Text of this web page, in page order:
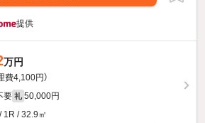
提供
万円
費4,100円）
要 礼 50,000円
1R / 32.9㎡